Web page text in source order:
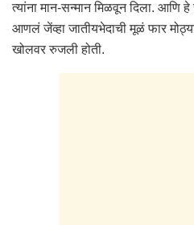
त्यांना मान-सन्मान मिळवून दिला. आणि
आणलं जेंव्हा जातीयभेदाची मूळं फार
खोलवर रुजली होती.